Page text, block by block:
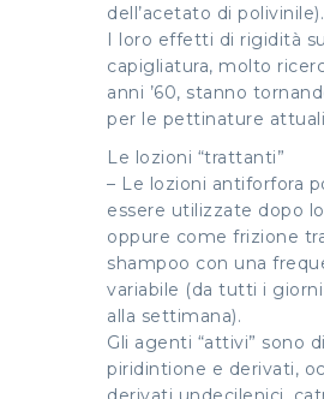
dell’acetato di polivinile).
I loro effetti di rigidità
capigliatura, molto
anni ’60, stanno
per le pettinature
Le lozioni “trattanti”
– Le lozioni antiforfora
essere utilizzate dopo
oppure come frizione
shampoo con una
variabile (da tutti i
alla settimana).
Gli agenti “attivi” sono
piridintione e derivati,